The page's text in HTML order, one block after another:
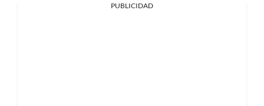
PUBLICIDAD